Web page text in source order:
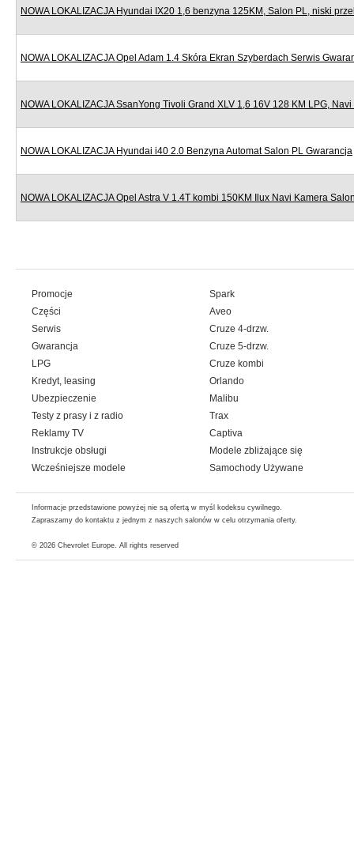
NOWA LOKALIZACJA Hyundai IX20 1,6 benzyna 125KM, Salon PL, niski
NOWA LOKALIZACJA Opel Adam 1.4 Skóra Ekran Szyberdach Serwis
NOWA LOKALIZACJA SsanYong Tivoli Grand XLV 1,6 16V 128 KM LPG,
NOWA LOKALIZACJA Hyundai i40 2.0 Benzyna Automat Salon PL Gwarancja
NOWA LOKALIZACJA Opel Astra V 1.4T kombi 150KM Ilux Navi Kamera
Promocje
Części
Serwis
Gwarancja
LPG
Kredyt, leasing
Ubezpieczenie
Testy z prasy i z radio
Reklamy TV
Instrukcje obsługi
Wcześniejsze modele
Spark
Aveo
Cruze 4-drzw.
Cruze 5-drzw.
Cruze kombi
Orlando
Malibu
Trax
Captiva
Modele zbliżające się
Samochody Używane
Informacje przedstawione powyżej nie są ofertą w myśl kodeksu cywilnego.
Zapraszamy do kontaktu z jednym z naszych salonów w celu otrzymania oferty.
© 2026 Chevrolet Europe. All rights reserved